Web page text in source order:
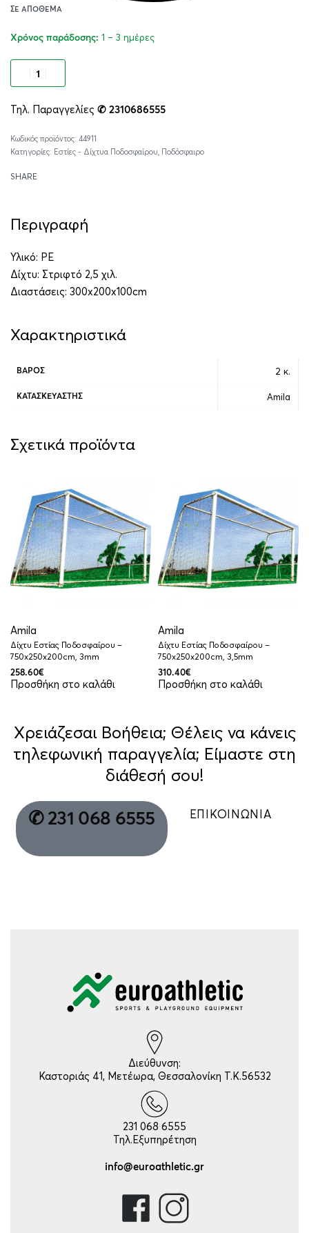
ΣΕ ΑΠΌΘΕΜΑ
Χρόνος παράδοσης: 1 – 3 ημέρες
Τηλ. Παραγγελίες ✆ 2310686555
44911
Κατηγορίες: Εστίες - Δίχτυα Ποδοσφαίρου, Ποδόσφαιρο
SHARE
Περιγραφή
Υλικό: ΡΕ
Δίχτυ: Στριφτό 2,5 χιλ.
Διαστάσεις: 300x200x100cm
Χαρακτηριστικά
ΒΆΡΟΣ 2 κ.
ΚΑΤΑΣΚΕΥΑΣΤΉΣ Amila
Σχετικά προϊόντα
Amila
Δίχτυ Εστίας Ποδοσφαίρου –
750x250x200cm, 3mm
258.60€
Προσθήκη στο καλάθι
Amila
Δίχτυ Εστίας Ποδοσφαίρου –
750x250x200cm, 3,5mm
310.40€
Προσθήκη στο καλάθι
Χρειάζεσαι Βοήθεια; Θέλεις να κάνεις
τηλεφωνική παραγγελία; Είμαστε στη
διάθεσή σου!
✆ 231 068 6555 ΕΠΙΚΟΙΝΩΝΙΑ
Διεύθυνση:
Καστοριάς 41, Μετέωρα, Θεσσαλονίκη Τ.Κ.56532
231 068 6555
Τηλ.Εξυπηρέτηση
info@euroathletic.gr